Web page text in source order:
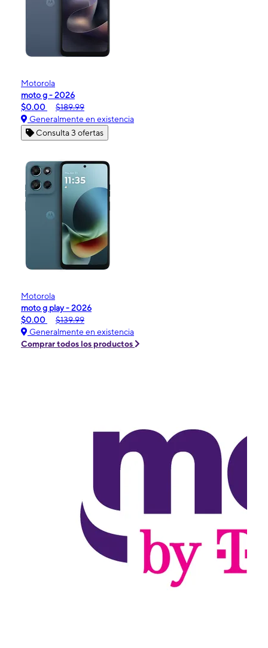
Motorola
moto g - 2026
$0.00
$189.99
Generalmente en existencia
Consulta 3 ofertas
Motorola
moto g play - 2026
$0.00
$139.99
Generalmente en existencia
Comprar todos los productos